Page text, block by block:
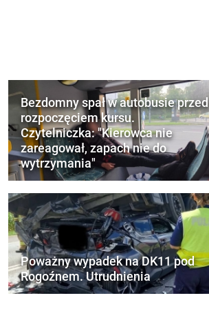
Bezdomny spał w autobusie przed
rozpoczęciem kursu.
Czytelniczka: "Kierowca nie
zareagował, zapach nie do
wytrzymania"
Poważny wypadek na DK11 pod
Rogoźnem. Utrudnienia